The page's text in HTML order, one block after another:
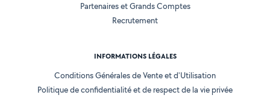
Partenaires et Grands Comptes
Recrutement
INFORMATIONS LÉGALES
Conditions Générales de Vente et d'Utilisation
Politique de confidentialité et de respect de la vie privée